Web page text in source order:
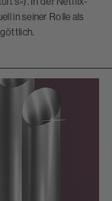
in seiner Rolle als